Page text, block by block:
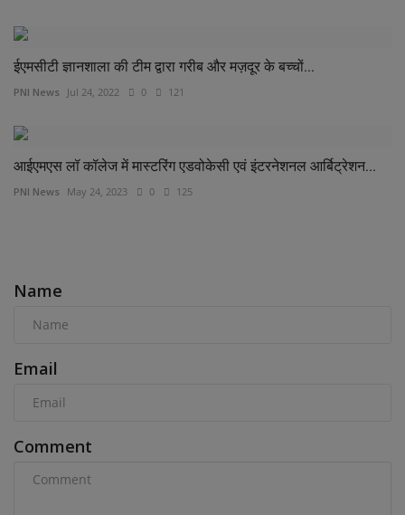
ईएमसीटी ज्ञानशाला की टीम द्वारा गरीब और मज़दूर के बच्चों...
PNI News Jul 24, 2022 0 121
आईएमएस लॉ कॉलेज में मास्टरिंग एडवोकेसी एवं इंटरनेशनल आर्बिट्रेशन...
PNI News May 24, 2023 0 125
Name
Email
Comment